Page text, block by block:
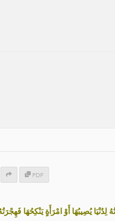
PDF
يُصِيبُهَا أَوْ امْرَأَةٍ يَنْكِحُهَا